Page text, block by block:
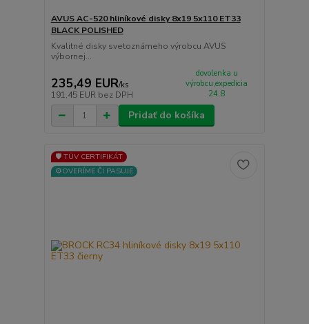
AVUS AC-520 hliníkové disky 8x19 5x110 ET33
BLACK POLISHED
Kvalitné disky svetoznámeho výrobcu AVUS
výbornej...
235,49 EUR/ks
191,45 EUR bez DPH
dovolenka u
výrobcu,expedicia
24.8
Pridať do košíka
🛡️ TÜV CERTIFIKÁT
⚙️OVERÍME ČI PASUJE